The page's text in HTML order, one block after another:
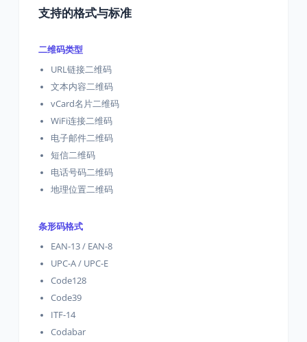
支持的格式与标准
二维码类型
URL链接二维码
文本内容二维码
vCard名片二维码
WiFi连接二维码
电子邮件二维码
短信二维码
电话号码二维码
地理位置二维码
条形码格式
EAN-13 / EAN-8
UPC-A / UPC-E
Code128
Code39
ITF-14
Codabar